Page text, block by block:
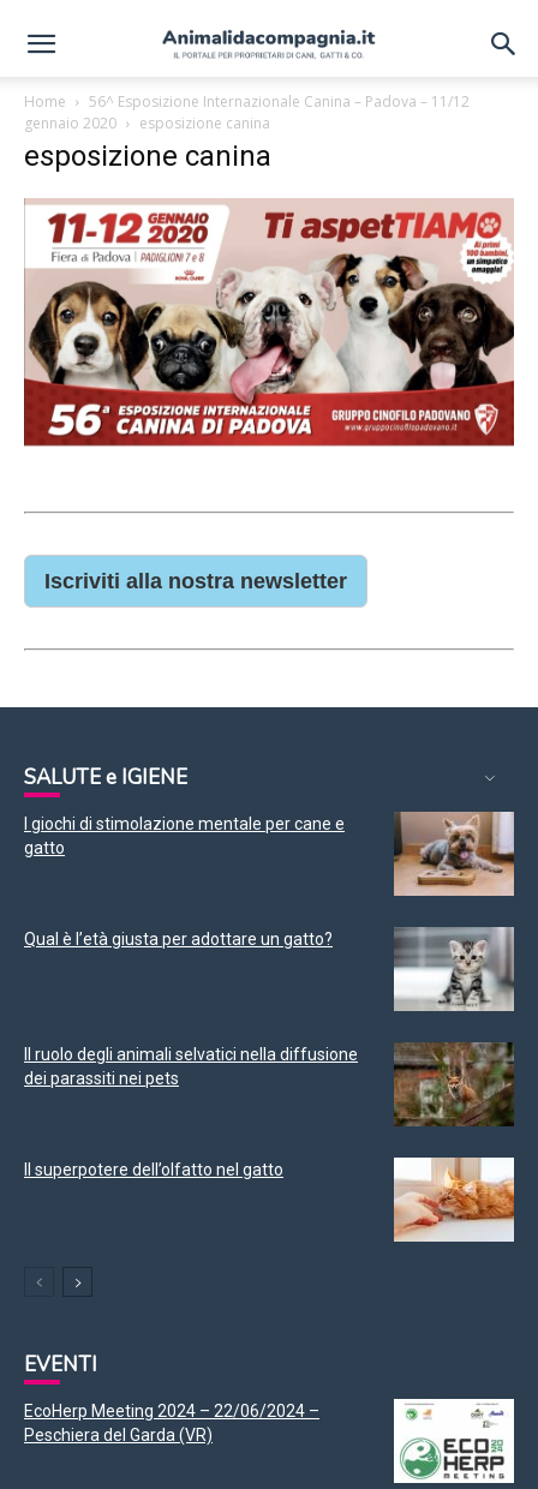
Home
56^ Esposizione Internazionale Canina – Padova – 11/12
gennaio 2020
esposizione canina
esposizione canina
Iscriviti alla nostra newsletter
SALUTE e IGIENE
I giochi di stimolazione mentale per cane e
gatto
Qual è l’età giusta per adottare un gatto?
Il ruolo degli animali selvatici nella diffusione
dei parassiti nei pets
Il superpotere dell’olfatto nel gatto
EVENTI
EcoHerp Meeting 2024 – 22/06/2024 –
Peschiera del Garda (VR)